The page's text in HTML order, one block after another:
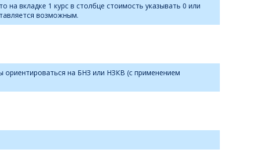
вкладке 1 курс в столбце стоимость указывать 0 или
возможным.
ориентироваться на БНЗ или НЗКВ (с применением